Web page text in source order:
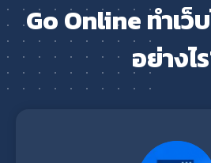
Go Online ทำเว็
อย่างไ